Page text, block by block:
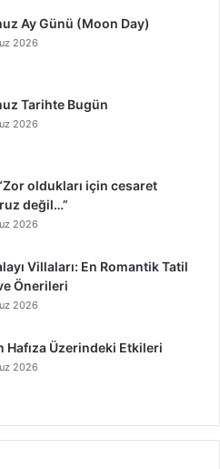
Ay Günü (Moon Day)
2026
Tarihte Bugün
2026
oldukları için cesaret
değil…”
2026
Villaları: En Romantik Tatil
Önerileri
2026
Hafıza Üzerindeki Etkileri
2026